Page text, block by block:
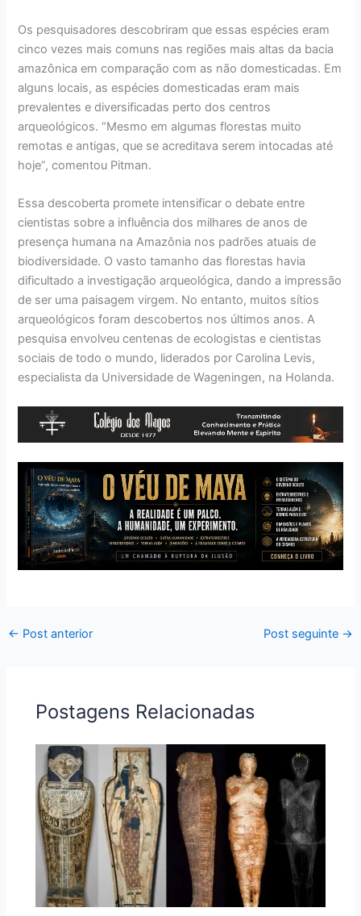
Os pesquisadores descobriram que essas espécies eram
cinco vezes mais comuns nas regiões mais altas da bacia
amazônica em comparação com as não domesticadas. Em
alguns locais, as espécies domesticadas eram mais
prevalentes e diversificadas perto dos centros
arqueológicos. “Mesmo em algumas florestas muito
remotas e antigas, que se acreditava serem intocadas até
hoje”, comentou Pitman.
Essa descoberta promete intensificar o debate entre
cientistas sobre a influência dos milhares de anos de
presença humana na Amazônia nos padrões atuais de
biodiversidade. O vasto tamanho das florestas havia
dificultado a investigação arqueológica, dando a impressão
de ser uma paisagem virgem. No entanto, muitos sítios
arqueológicos foram descobertos nos últimos anos. A
pesquisa envolveu centenas de ecologistas e cientistas
sociais de todo o mundo, liderados por Carolina Levis,
especialista da Universidade de Wageningen, na Holanda.
← Post anterior Post seguinte →
Postagens Relacionadas